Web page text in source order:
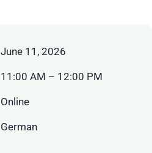
June 11, 2026
11:00 AM – 12:00 PM
Online
German